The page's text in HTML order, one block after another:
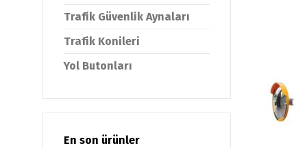
Trafik Güvenlik Aynaları
Trafik Konileri
Yol Butonları
En son ürünler